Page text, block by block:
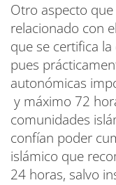
Otro aspecto
relacionado con
que se certifica
pues
autonómicas
y máximo 72
comunidades
confían poder
islámico que
24 horas, salvo